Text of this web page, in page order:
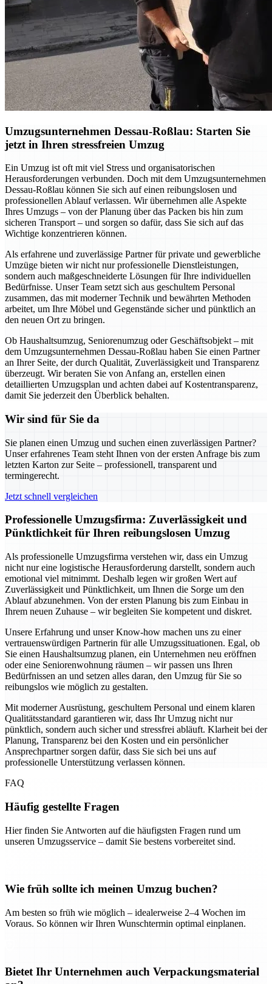
Umzugsunternehmen Dessau-Roßlau: Starten Sie
jetzt in Ihren stressfreien Umzug
Ein Umzug ist oft mit viel Stress und organisatorischen
Herausforderungen verbunden. Doch mit dem Umzugsunternehmen
Dessau-Roßlau können Sie sich auf einen reibungslosen und
professionellen Ablauf verlassen. Wir übernehmen alle Aspekte
Ihres Umzugs – von der Planung über das Packen bis hin zum
sicheren Transport – und sorgen so dafür, dass Sie sich auf das
Wichtige konzentrieren können.
Als erfahrene und zuverlässige Partner für private und gewerbliche
Umzüge bieten wir nicht nur professionelle Dienstleistungen,
sondern auch maßgeschneiderte Lösungen für Ihre individuellen
Bedürfnisse. Unser Team setzt sich aus geschultem Personal
zusammen, das mit moderner Technik und bewährten Methoden
arbeitet, um Ihre Möbel und Gegenstände sicher und pünktlich an
den neuen Ort zu bringen.
Ob Haushaltsumzug, Seniorenumzug oder Geschäftsobjekt – mit
dem Umzugsunternehmen Dessau-Roßlau haben Sie einen Partner
an Ihrer Seite, der durch Qualität, Zuverlässigkeit und Transparenz
überzeugt. Wir beraten Sie von Anfang an, erstellen einen
detaillierten Umzugsplan und achten dabei auf Kostentransparenz,
damit Sie jederzeit den Überblick behalten.
Wir sind für Sie da
Sie planen einen Umzug und suchen einen zuverlässigen Partner?
Unser erfahrenes Team steht Ihnen von der ersten Anfrage bis zum
letzten Karton zur Seite – professionell, transparent und
termingerecht.
Jetzt schnell vergleichen
Professionelle Umzugsfirma: Zuverlässigkeit und
Pünktlichkeit für Ihren reibungslosen Umzug
Als professionelle Umzugsfirma verstehen wir, dass ein Umzug
nicht nur eine logistische Herausforderung darstellt, sondern auch
emotional viel mitnimmt. Deshalb legen wir großen Wert auf
Zuverlässigkeit und Pünktlichkeit, um Ihnen die Sorge um den
Ablauf abzunehmen. Von der ersten Planung bis zum Einbau in
Ihrem neuen Zuhause – wir begleiten Sie kompetent und diskret.
Unsere Erfahrung und unser Know-how machen uns zu einer
vertrauenswürdigen Partnerin für alle Umzugssituationen. Egal, ob
Sie einen Haushaltsumzug planen, ein Unternehmen neu eröffnen
oder eine Seniorenwohnung räumen – wir passen uns Ihren
Bedürfnissen an und setzen alles daran, den Umzug für Sie so
reibungslos wie möglich zu gestalten.
Mit moderner Ausrüstung, geschultem Personal und einem klaren
Qualitätsstandard garantieren wir, dass Ihr Umzug nicht nur
pünktlich, sondern auch sicher und stressfrei abläuft. Klarheit bei der
Planung, Transparenz bei den Kosten und ein persönlicher
Ansprechpartner sorgen dafür, dass Sie sich bei uns auf
professionelle Unterstützung verlassen können.
FAQ
Häufig gestellte Fragen
Hier finden Sie Antworten auf die häufigsten Fragen rund um
unseren Umzugsservice – damit Sie bestens vorbereitet sind.
Wie früh sollte ich meinen Umzug buchen?
Am besten so früh wie möglich – idealerweise 2–4 Wochen im
Voraus. So können wir Ihren Wunschtermin optimal einplanen.
Bietet Ihr Unternehmen auch Verpackungsmaterial